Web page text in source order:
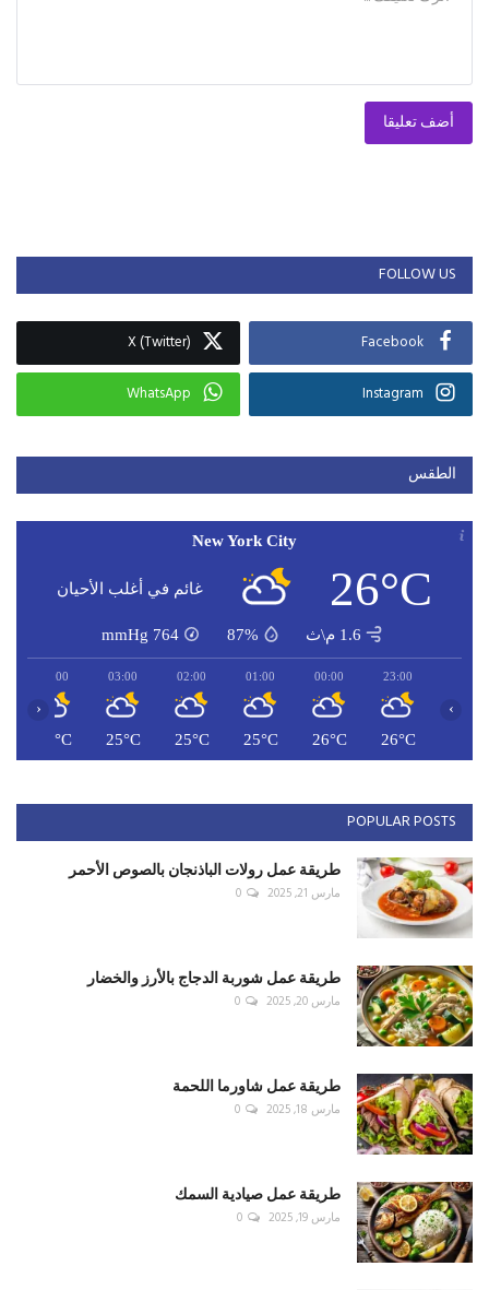
أضف تعليقا
FOLLOW US
Facebook
X (Twitter)
Instagram
WhatsApp
الطقس
New York City
26°C غائم في أغلب الأحيان
1.6 م\ث 87%
764
mmHg
23:00
26°C
00:00
26°C
01:00
25°C
02:00
25°C
03:00
25°C
04:00
25°C
‹ ›
POPULAR POSTS
طريقة عمل رولات الباذنجان بالصوص الأحمر
مارس 21, 2025 0
طريقة عمل شوربة الدجاج بالأرز والخضار
مارس 20, 2025 0
طريقة عمل شاورما اللحمة
مارس 18, 2025 0
طريقة عمل صيادية السمك
مارس 19, 2025 0